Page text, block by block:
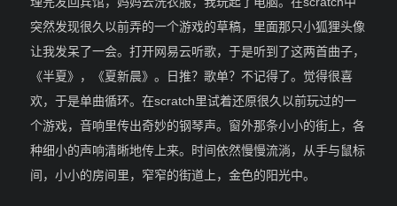
突然发现很久以前弄的一个游戏的草稿，里面那只小狐狸头像
让我发呆了一会。打开网易云听歌，于是听到了这两首曲子，
《半夏》，《夏新晨》。日推？歌单？不记得了。觉得很喜
欢，于是单曲循环。在scratch里试着还原很久以前玩过的一
个游戏，音响里传出奇妙的钢琴声。窗外那条小小的街上，各
种细小的声响清晰地传上来。时间依然慢慢流淌，从手与鼠标
间，小小的房间里，窄窄的街道上，金色的阳光中。